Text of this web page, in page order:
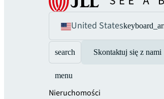
United States
search Skontaktuj się z nami
menu
Nieruchomości